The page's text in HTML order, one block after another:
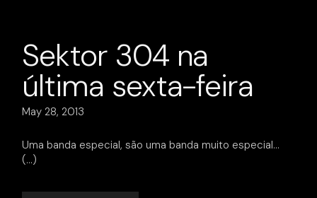
Sektor 304 na
última sexta-feira
May 28, 2013
Uma banda especial, são uma banda muito especial…